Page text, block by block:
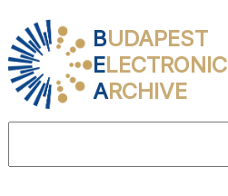
BUDAPEST
ELECTRONIC
ARCHIVE